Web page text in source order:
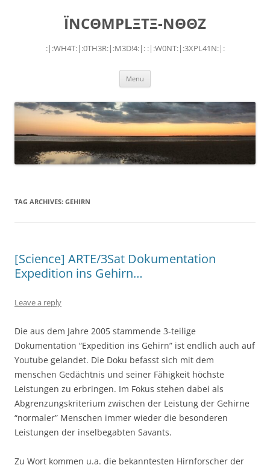
ÏNCΘMPLΞTΞ-NΘΘZ
:|:WH4T:|:0TH3R:|:M3D!4:|: :|:W0NT:|:3XPL41N:|:
Menu
TAG ARCHIVES: GEHIRN
[Science] ARTE/3Sat Dokumentation
Expedition ins Gehirn…
Leave a reply
Die aus dem Jahre 2005 stammende 3-teilige
Dokumentation “Expedition ins Gehirn” ist endlich auch auf
Youtube gelandet. Die Doku befasst sich mit dem
menschen Gedächtnis und seiner Fähigkeit höchste
Leistungen zu erbringen. Im Fokus stehen dabei als
Abgrenzungskriterium zwischen der Leistung der Gehirne
“normaler” Menschen immer wieder die besonderen
Leistungen der inselbegabten Savants.
Zu Wort kommen u.a. die bekanntesten Hirnforscher der